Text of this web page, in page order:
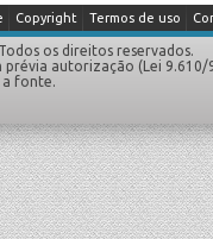
Termos de uso
Copyright
os direitos reservados.
autorização (Lei 9.610/
a fonte.